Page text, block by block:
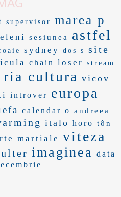
supervisor marea p
sesiunea astfel
sydney dos s site
chain loser stream
ria cultura vicov
introver europa
calendar o
andreea
italo horo tôn
martiale viteza
imaginea
data